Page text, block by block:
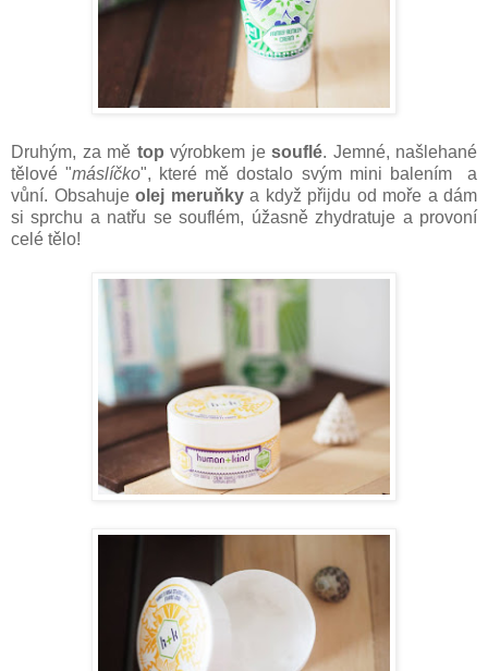
Druhým, za mě top výrobkem je souflé. Jemné, našlehané
tělové "máslíčko", které mě dostalo svým mini balením a
vůní. Obsahuje olej meruňkya když přijdu od moře a dám
si sprchu a natřu se souflém, úžasně zhydratuje a provoní
celé tělo!